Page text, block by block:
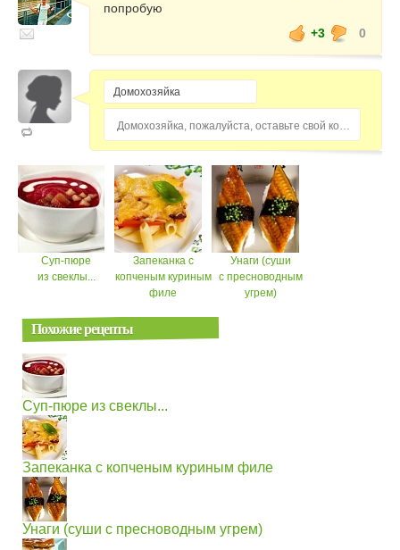
попробую
+3
0
Домохозяйка, пожалуйста, оставьте свой комментарий...
Суп-пюре
из свеклы...
Запеканка с
копченым куриным
филе
Унаги (суши
с пресноводным
угрем)
Похожие рецепты
Суп-пюре из свеклы...
Запеканка с копченым куриным филе
Унаги (суши с пресноводным угрем)